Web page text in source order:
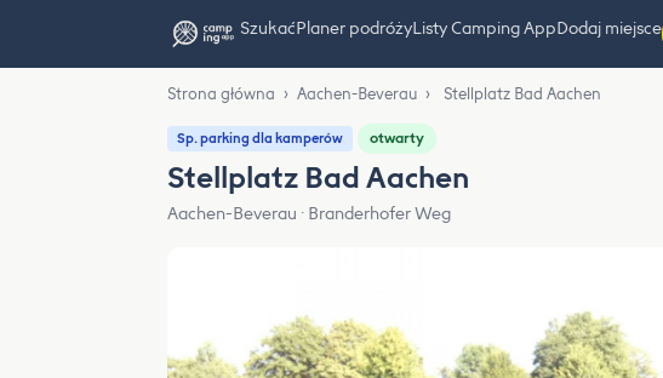
SzukaćPlaner podróżyListy Camping AppDodaj miejsce
Strona główna › Aachen-Beverau › Stellplatz Bad Aachen
Sp. parking dla kamperów otwarty
Stellplatz Bad Aachen
Aachen-Beverau · Branderhofer Weg